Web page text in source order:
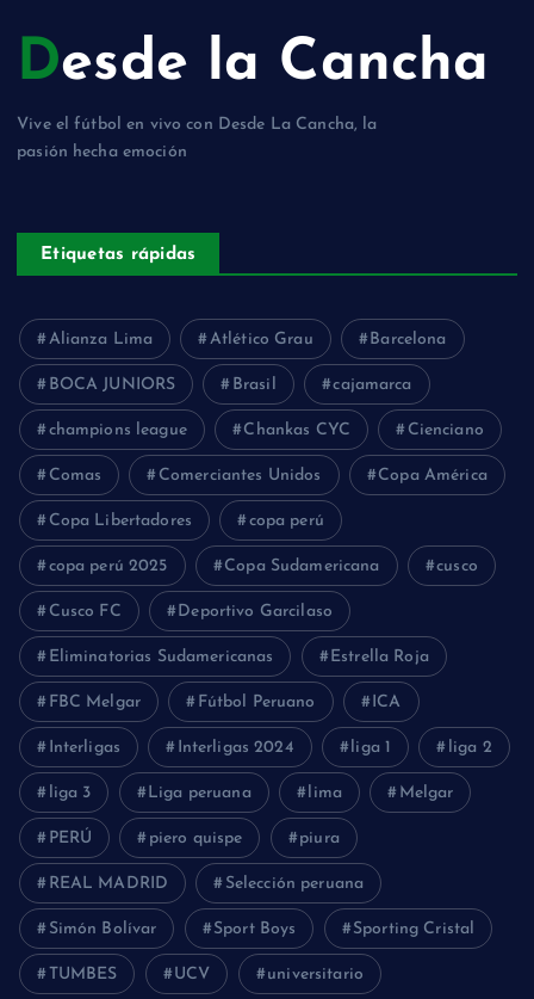
Desde la Cancha
Vive el fútbol en vivo con Desde La Cancha, la
pasión hecha emoción
Etiquetas rápidas
Alianza Lima Atlético Grau Barcelona
BOCA JUNIORS Brasil cajamarca
champions league Chankas CYC Cienciano
Comas Comerciantes Unidos Copa América
Copa Libertadores copa perú
copa perú 2025 Copa Sudamericana cusco
Cusco FC Deportivo Garcilaso
Eliminatorias Sudamericanas Estrella Roja
FBC Melgar Fútbol Peruano ICA
Interligas Interligas 2024 liga 1 liga 2
liga 3 Liga peruana lima Melgar
PERÚ piero quispe piura
REAL MADRID Selección peruana
Simón Bolívar Sport Boys Sporting Cristal
TUMBES UCV universitario